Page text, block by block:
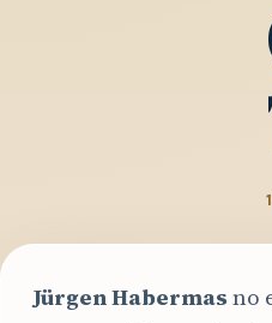
Jürgen Habermas no